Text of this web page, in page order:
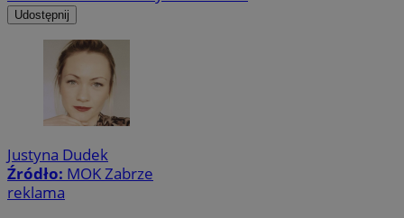
Udostępnij
Justyna Dudek
Źródło: MOK Zabrze
reklama